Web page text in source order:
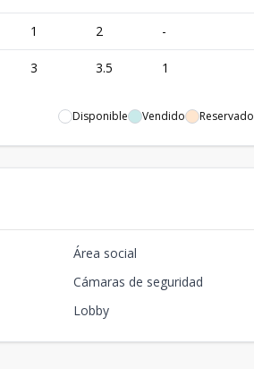
1 2 -
3 3.5 1
Disponible Vendido Reservado
Área social
Cámaras de seguridad
Lobby